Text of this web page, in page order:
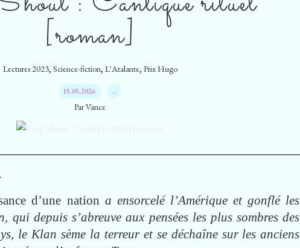
[roman]
Lectures 2023, Science-fiction, L'Atalante, Prix Hugo
15.05.2026 …
Par Vance
d’une nation a ensorcelé l’Amérique et gonflé les
depuis s’abreuve aux pensées les plus sombres des
le Klan sème la terreur et se déchaîne sur les anciens